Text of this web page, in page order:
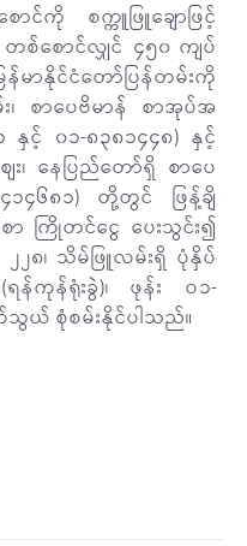
ကို စက္ကူဖြူချောဖြင့်
တစ်စောင်လျှင် ၄၅၀ ကျပ်
မာနိုင်ငံတော်ပြန်တမ်းကို
စာပေဗိမာန် စာအုပ်အ
နှင့် ၀၁-၈၃၈၁၄၄၈) နှင့်
၊ နေပြည်တော်ရှိ စာပေ
၁၄၆၈၁) တို့တွင် ဖြန့်ချိ
ာ ကြိုတင်ငွေ ပေးသွင်း၍
၈၊ သိမ်ဖြူလမ်းရှိ ပုံနှိပ်
န်ကုန်ရုံးခွဲ)၊ ဖုန်း ဝ၁-
သွယ် စုံစမ်းနိုင်ပါသည်။